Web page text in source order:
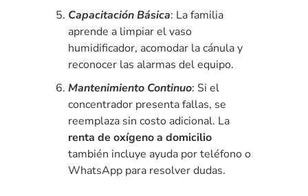
Capacitación Básica: La familia
aprende a limpiar el vaso
humidificador, acomodar la cánula y
reconocer las alarmas del equipo.
Mantenimiento Continuo: Si el
concentrador presenta fallas, se
reemplaza sin costo adicional. La
renta de oxígeno a domicilio
también incluye ayuda por teléfono o
WhatsApp para resolver dudas.